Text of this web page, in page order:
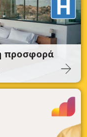
προσφορά